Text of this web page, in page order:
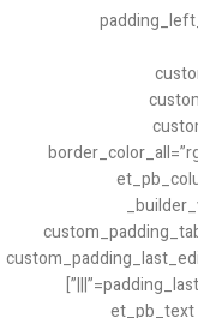
padding_last_edited=”on|tablet” custom_padding__hover=”|||”]